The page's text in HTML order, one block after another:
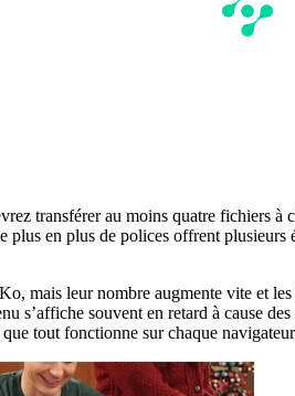
transférer au moins quatre fichiers
plus en plus de polices offrent
mais leur nombre augmente vite et
s’affiche souvent en retard à cause
tout fonctionne sur chaque